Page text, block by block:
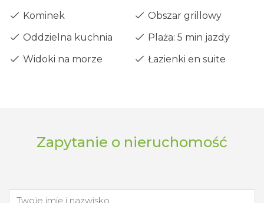
Kominek
Obszar grillowy
Oddzielna kuchnia
Plaża: 5 min jazdy
Widoki na morze
Łazienki en suite
Zapytanie o nieruchomość